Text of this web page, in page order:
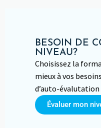
BESOIN DE
NIVEAU?
Choisissez la
mieux à vos
d’auto-évalutation
Évaluer mon